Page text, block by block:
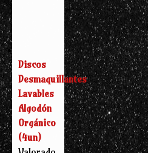
actual
8,18€.
Discos
Desmaquillantes
Lavables
Algodón
Orgánico
(4un)